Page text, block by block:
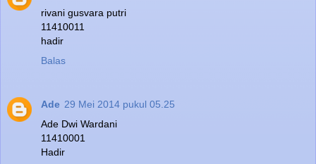
rivani gusvara putri
11410011
hadir
Balas
Ade 29 Mei 2014 pukul 05.25
Ade Dwi Wardani
11410001
Hadir